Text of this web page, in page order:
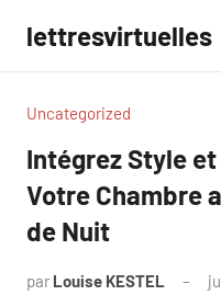
contenu
lettresvirtuelles
Uncategorized
Intégrez Style
Votre Chambre
de Nuit
par Louise KESTEL